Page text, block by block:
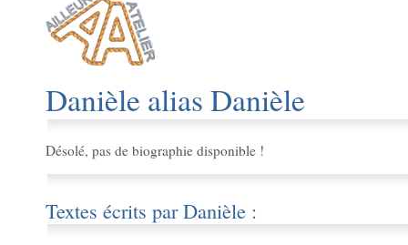
Danièle alias Danièle
Désolé, pas de biographie disponible !
Textes écrits par Danièle :